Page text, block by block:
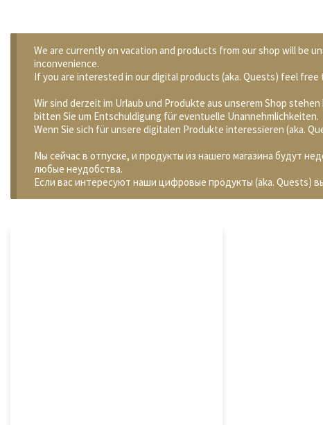
We are currently on vacation and products from our shop will be
inconvenience.
If you are interested in our digital products (aka. Quests) feel
Wir sind derzeit im Urlaub und Produkte aus unserem Shop
bitten Sie um Entschuldigung für eventuelle Unannehmlichkeiten.
Wenn Sie sich für unsere digitalen Produkte interessieren (aka.
Мы сейчас в отпуске, и продукты из нашего магазина будут
любые неудобства.
Если вас интересуют наши цифровые продукты (aka. Quests)